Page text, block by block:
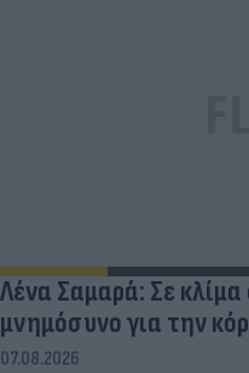
Λένα Σαμαρά: Σε
μνημόσυνο για την
07.08.2026